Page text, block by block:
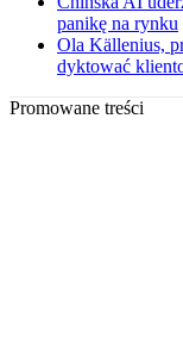
panikę na rynku
Ola Källenius,
dyktować
Promowane treści